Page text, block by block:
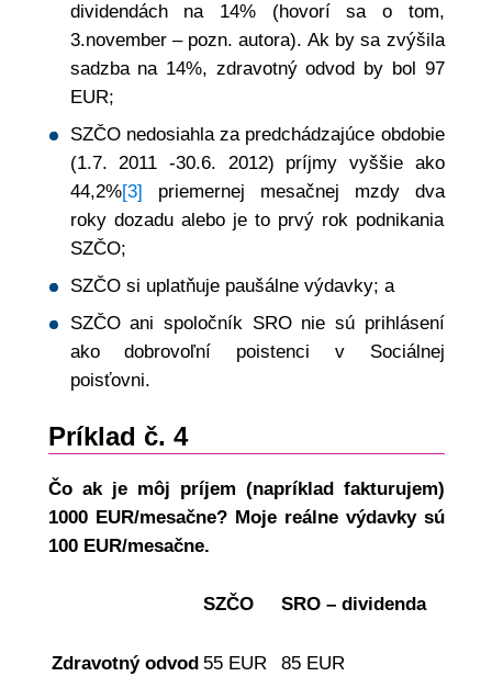
dividendách na 14% (hovorí sa o tom,
3.november – pozn. autora). Ak by sa zvýšila
sadzba na 14%, zdravotný odvod by bol 97
EUR;
SZČO nedosiahla za predchádzajúce obdobie
(1.7. 2011 -30.6. 2012) príjmy vyššie ako
44,2%[3] priemernej mesačnej mzdy dva
roky dozadu alebo je to prvý rok podnikania
SZČO;
SZČO si uplatňuje paušálne výdavky; a
SZČO ani spoločník SRO nie sú prihlásení
ako dobrovoľní poistenci v Sociálnej
poisťovni.
Príklad č. 4
Čo ak je môj príjem (napríklad fakturujem)
1000 EUR/mesačne? Moje reálne výdavky sú
100 EUR/mesačne.
SZČO SRO – dividenda
Zdravotný odvod 55 EUR 85 EUR